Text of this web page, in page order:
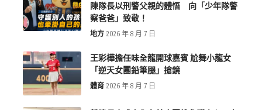
陳隊長以刑警父親的體悟 向「少年隊警
察爸爸」致敬！
地方 2026 年 8 月 7 日
王彩樺擔任味全龍開球嘉賓 尬舞小龍女
「逆天女團鉛筆腿」搶鏡
體育 2026 年 8 月 7 日